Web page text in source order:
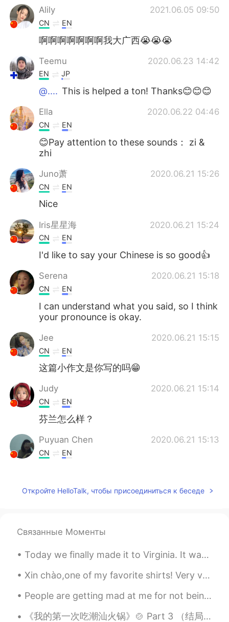
Türkçe
Português
Alily
2021.06.05 09:50
CN EN
啊啊啊啊啊啊啊我大广西😭😭😭
Teemu 2020.06.23 14:42
EN JP
@.... This is helped a ton! Thanks😊😊😊
Ella 2020.06.22 04:46
CN EN
😊Pay attention to these sounds： zi &
zhi
Juno萧 2020.06.21 15:26
CN EN
Nice
Iris星星海 2020.06.21 15:24
CN EN
I'd like to say your Chinese is so good👍
Serena 2020.06.21 15:18
CN EN
I can understand what you said, so I think
your pronounce is okay.
Jee 2020.06.21 15:15
CN EN
这篇小作文是你写的吗😁
Judy 2020.06.21 15:14
CN EN
芬兰怎么样？
Puyuan Chen 2020.06.21 15:13
CN EN
Zi zhi Qu (not ji zi qu)自治区 fong
ni）便宜
.... 2020.06.21 15:12
有（yǒu）名，城（chéng）市，自（zì）治
区，风（fēng）景，穿（chuān）过，漓
Откройте HelloTalk, чтобы присоединиться к беседе
Связанные Моменты
Today we finally made it to Virginia. It was a long car trip, almost 12 hours (522 miles). On our...
Xin chào,one of my favorite shirts! Very vibrant! I also really like the geography of Vietnam. I ...
People are getting mad at me for not being able to reply quickly, please understand I now have al...
《我的第一次吃潮汕火锅》🍲 Part 3 （结局） -如果没看1 和2， 可以先去看然后再回来看这部分 刚刚下车看到一个大商场。（手机现在只有2%）我就跟着她的指示进去，上四楼，的确看到有个红...